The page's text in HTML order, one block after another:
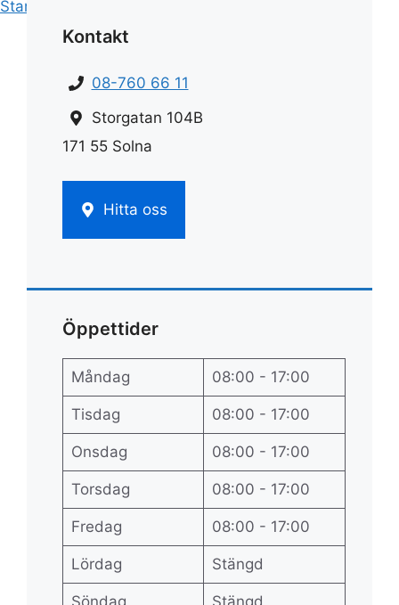
Start
Kontakt
08-760 66 11
Storgatan 104B
171 55 Solna
Hitta oss
Öppettider
Måndag 08:00 - 17:00
Tisdag 08:00 - 17:00
Onsdag 08:00 - 17:00
Torsdag 08:00 - 17:00
Fredag 08:00 - 17:00
Lördag Stängd
Söndag Stängd